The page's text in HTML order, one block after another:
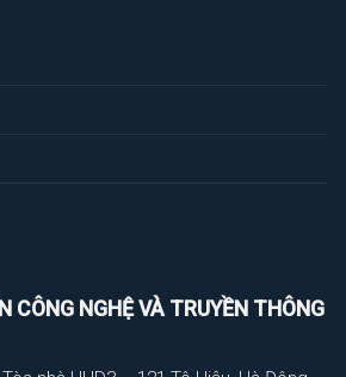
CÔNG NGHỆ VÀ TRUYỀN THÔNG